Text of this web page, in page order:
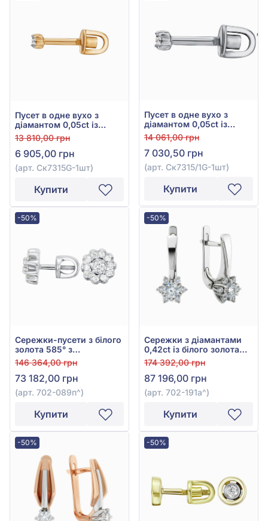
Пусет в одне вухо з
діамантом 0,05ct із
червоного золота 585°,
арт. Ск7315G-1шт
13 810,00 грн
6 905,00 грн
(арт. Ск7315G-1шт)
Купити
Пусет в одне вухо з
діамантом 0,05ct із
білого золота 585°, арт.
Ск7315/1G-1шт
14 061,00 грн
7 030,50 грн
(арт. Ск7315/1G-1шт)
Купити
-50%
Сережки-пусети з білого
золота 585° з
діамантами 0,43ct, арт.
702-089п
146 364,00 грн
73 182,00 грн
(арт. 702-089п^)
Купити
-50%
Сережки з діамантами
0,42ct із білого золота
585°, арт. 702-191а
174 392,00 грн
87 196,00 грн
(арт. 702-191а^)
Купити
-50% -50%